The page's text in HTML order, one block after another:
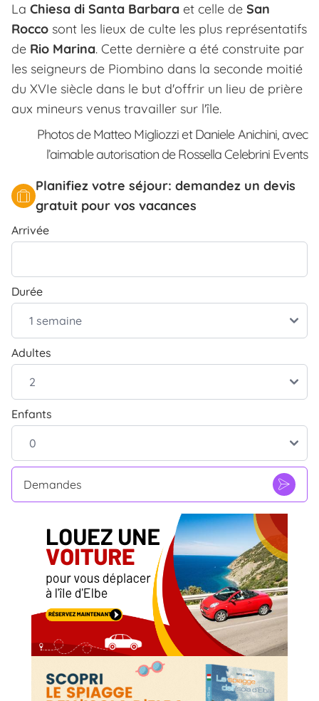
La Chiesa di Santa Barbara et celle de San
Rocco sont les lieux de culte les plus représentatifs
de Rio Marina. Cette dernière a été construite par
les seigneurs de Piombino dans la seconde moitié
du XVIe siècle dans le but d'offrir un lieu de prière
aux mineurs venus travailler sur l'île.
Photos de Matteo Migliozzi et Daniele Anichini, avec
l’aimable autorisation de Rossella Celebrini Events
Planifiez votre séjour: demandez un devis
gratuit pour vos vacances
Arrivée
Durée
Adultes
Enfants
Demandes